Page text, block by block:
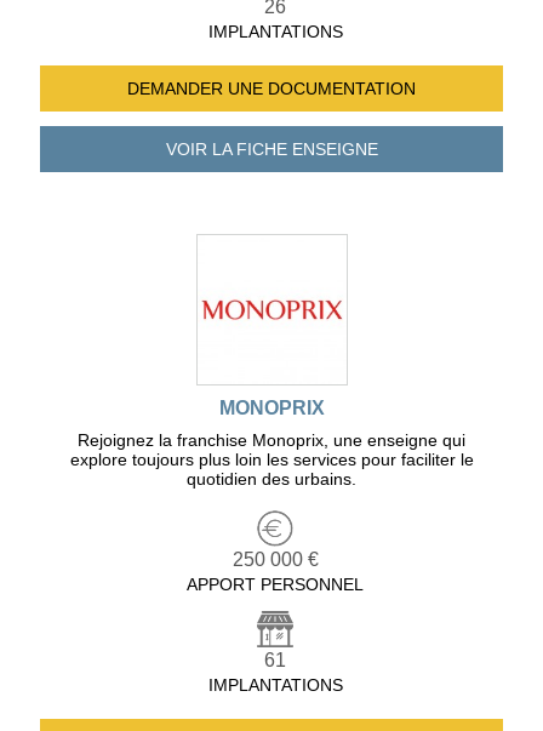
26
IMPLANTATIONS
DEMANDER UNE DOCUMENTATION
VOIR LA FICHEENSEIGNE
MONOPRIX
Rejoignez la franchise Monoprix, une enseigne qui
explore toujours plus loin les services pour faciliter le
quotidien des urbains.
250 000 €
APPORT PERSONNEL
61
IMPLANTATIONS